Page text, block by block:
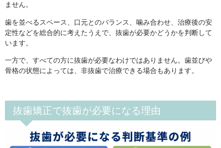
ません。
歯を並べるスペース、口元とのバランス、噛み合わせ、治療後の安
定性などを総合的に考えたうえで、抜歯が必要かどうかを判断して
います。
一方で、すべての方に抜歯が必要なわけではありません。歯並びや
骨格の状態によっては、非抜歯で治療できる場合もあります。
抜歯矯正で抜歯が必要になる理由